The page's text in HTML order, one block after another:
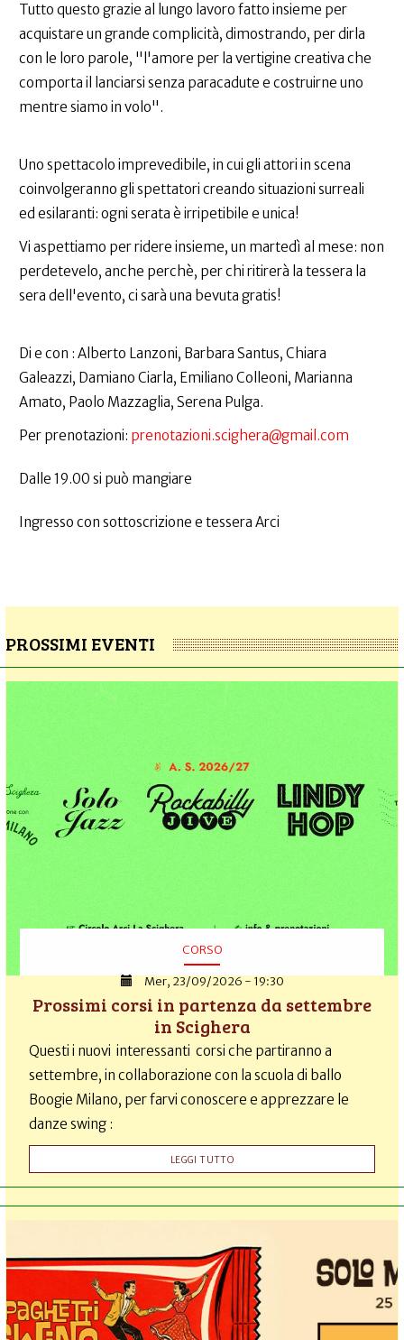
Tutto questo grazie al lungo lavoro fatto insieme per
acquistare un grande complicità, dimostrando, per dirla
con le loro parole, "l'amore per la vertigine creativa che
comporta il lanciarsi senza paracadute e costruirne uno
mentre siamo in volo".
Uno spettacolo imprevedibile, in cui gli attori in scena
coinvolgeranno gli spettatori creando situazioni surreali
ed esilaranti: ogni serata è irripetibile e unica!
Vi aspettiamo per ridere insieme, un martedì al mese: non
perdetevelo, anche perchè, per chi ritirerà la tessera la
sera dell'evento, ci sarà una bevuta gratis!
Di e con : Alberto Lanzoni, Barbara Santus, Chiara
Galeazzi, Damiano Ciarla, Emiliano Colleoni, Marianna
Amato, Paolo Mazzaglia, Serena Pulga.
Per prenotazioni: prenotazioni.scighera@gmail.com
Dalle 19.00 si può mangiare
Ingresso con sottoscrizione e tessera Arci
PROSSIMI EVENTI
CORSO
Mer, 23/09/2026 - 19:30
Prossimi corsi in partenza da settembre
in Scighera
Questi i nuovi interessanti corsi che partiranno a
settembre, in collaborazione con la scuola di ballo
Boogie Milano, per farvi conoscere e apprezzare le
danze swing :
LEGGI TUTTO